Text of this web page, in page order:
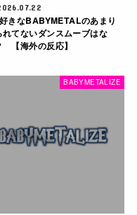
きなBABYMETALのあまり
れてないダンスムーブはな
【海外の反応】
BABYMETALIZE